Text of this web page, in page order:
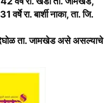
रा. बार्शी नाका, ता. जि.
ता. जामखेड असे असल्याचे